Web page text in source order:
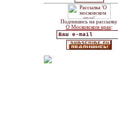
Подпишись на рассылку
О Московском крае: